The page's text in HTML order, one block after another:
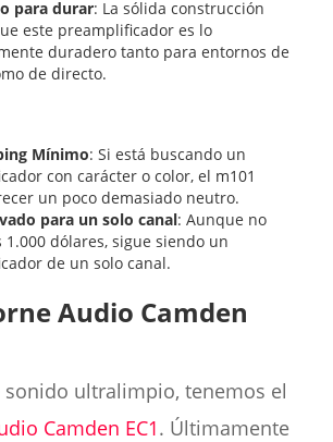
para durar: La sólida construcción
este preamplificador es lo
duradero tanto para entornos de
de directo.
Mínimo: Si está buscando un
con carácter o color, el m101
un poco demasiado neutro.
para un solo canal: Aunque no
1.000 dólares, sigue siendo un
de un solo canal.
Audio Camden
sonido ultralimpio, tenemos el
Camden EC1. Últimamente